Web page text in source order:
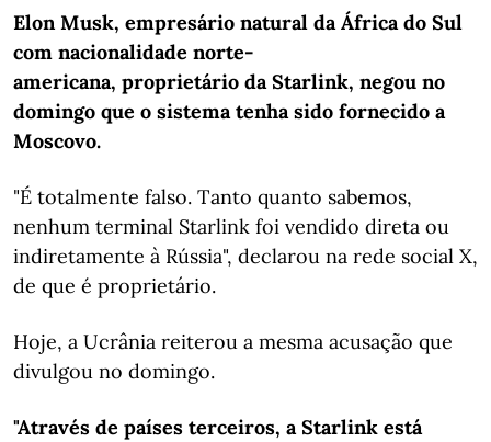
Elon Musk, empresário natural da África do Sul
com nacionalidade norte-
americana, proprietário da Starlink, negou no
domingo que o sistema tenha sido fornecido a
Moscovo.
"É totalmente falso. Tanto quanto sabemos,
nenhum terminal Starlink foi vendido direta ou
indiretamente à Rússia", declarou na rede social X,
de que é proprietário.
Hoje, a Ucrânia reiterou a mesma acusação que
divulgou no domingo.
"Através de países terceiros, a Starlink está